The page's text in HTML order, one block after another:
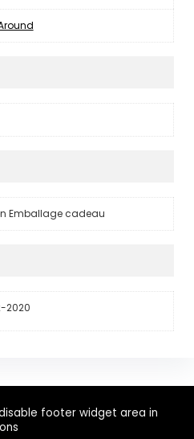
Emballage cadeau
2020
footer widget area in